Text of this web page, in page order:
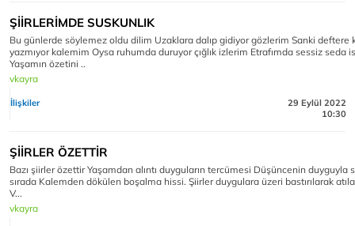
ŞİİRLERİMDE SUSKUNLIK
Bu günlerde söylemez oldu dilim Uzaklara dalıp gidiyor gözlerim Sanki deftere
yazmıyor kalemim Oysa ruhumda duruyor çığlık izlerim Etrafımda sessiz seda
Yaşamın özetini ..
vkayra
İlişkiler
29 Eylül 2022
10:30
ŞİİRLER ÖZETTİR
Bazı şiirler özettir Yaşamdan alıntı duyguların tercümesi Düşüncenin duyguyla
sırada Kalemden dökülen boşalma hissi. Şiirler duygulara üzeri bastırılarak
V...
vkayra